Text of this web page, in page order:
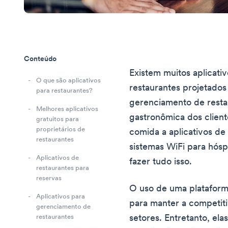
Conteúdo
O que são aplicativos
para restaurantes?
Melhores aplicativos
gratuitos para
proprietários de
restaurantes
Aplicativos de
restaurantes para
reservas
Aplicativos para
gerenciamento de
restaurantes
Existem muitos
restaurantes
gerenciamento de
gastronômica dos
comida a aplicativos
sistemas WiFi para
fazer tudo isso.
O uso de uma
para manter a
setores. Entretanto,